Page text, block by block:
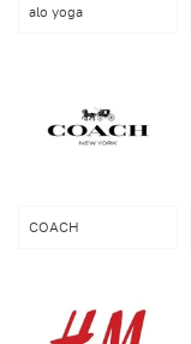
alo yoga
COACH